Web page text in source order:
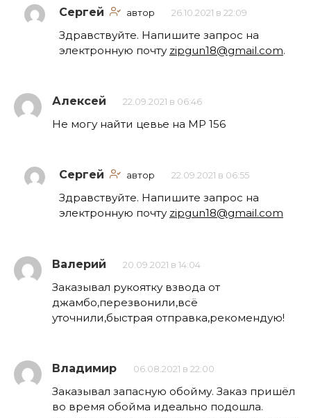
Сергей автор 26.10.2021 в 22:09
Здравствуйте. Напишите запрос на
электронную почту zipgun18@gmail.com.
Алексей 22.09.2021 в 06:46
Не могу найти цевье на МР 156
Сергей автор 22.09.2021 в 06:55
Здравствуйте. Напишите запрос на
электронную почту zipgun18@gmail.com
Валерий 20.09.2021 в 14:04
Заказывал рукоятку взвода от
джамбо,перезвонили,всё
уточнили,быстрая отправка,рекомендую!
Владимир 06.08.2021 в 22:00
Заказывал запасную обойму. Заказ пришёл
во время обойма идеально подошла.